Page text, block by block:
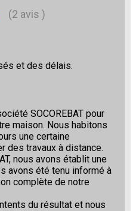
(2 avis )
et des délais.
SOCOREBAT pour
maison. Nous habitons
une certaine
des travaux à distance.
nous avons établit une
avons été tenu informé à
complète de notre
du résultat et nous